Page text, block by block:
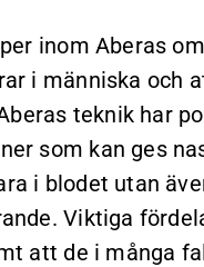
inom Aberas
i människa och
teknik har
som kan ges
i blodet utan
Viktiga
att de i många